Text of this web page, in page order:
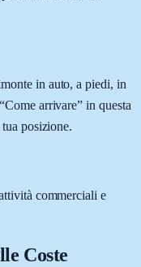
in auto, a piedi, in
arrivare” in questa
posizione.
commerciali e
Coste